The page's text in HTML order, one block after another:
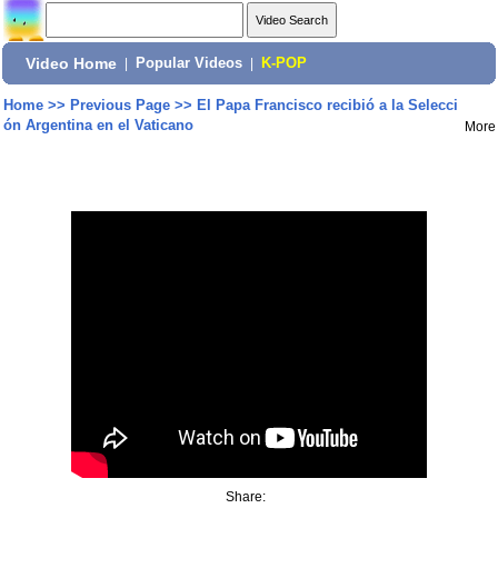
Video Home Popular Videos K-POP
Home>> Previous Page>> El Papa Francisco recibió a la Selecci
ón Argentina en el Vaticano
More
Share: